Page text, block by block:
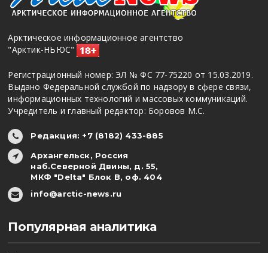
Арктическое информационное агентство
"Арктик-НЬЮС"
Регистрационный номер: ЭЛ № ФС 77-75220 от 15.03.2019.
Выдано Федеральной службой по надзору в сфере связи,
информационных технологий и массовых коммуникаций.
Учредитель и главный редактор: Боровов М.С.
Редакция: +7 (8182) 433-885
Архангельск, Россия
наб.Северной Двины, д. 55,
МКФ "Delta" Блок В, оф. 404
info@arctic-news.ru
Популярная аналитика